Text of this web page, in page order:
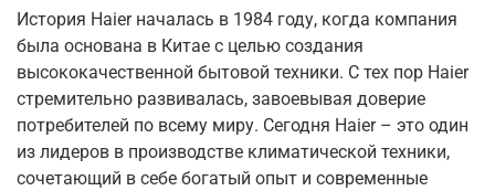
История Haier началась в 1984 году, когда компания
была основана в Китае с целью создания
высококачественной бытовой техники. С тех пор Haier
стремительно развивалась, завоевывая доверие
потребителей по всему миру. Сегодня Haier – это один
из лидеров в производстве климатической техники,
сочетающий в себе богатый опыт и современные